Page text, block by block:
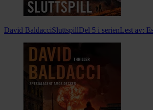
David BaldacciSluttspillDel 5 i serienLest av: